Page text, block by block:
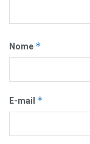
Nome *
E-mail *